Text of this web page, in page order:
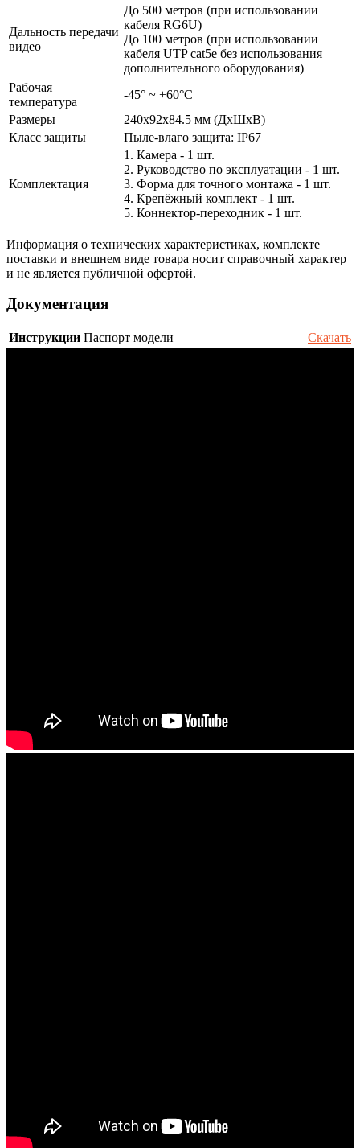
Дальность передачи
видео
До 500 метров (при использовании
кабеля RG6U)
До 100 метров (при использовании
кабеля UTP cat5e без использования
дополнительного оборудования)
Рабочая
температура
-45° ~ +60°С
Размеры
240x92x84.5 мм (ДхШxВ)
Класс защиты
Пыле-влаго защита: IP67
Комплектация
1. Камера - 1 шт.
2. Руководство по эксплуатации - 1 шт.
3. Форма для точного монтажа - 1 шт.
4. Крепёжный комплект - 1 шт.
5. Коннектор-переходник - 1 шт.
Информация о технических характеристиках, комплекте
поставки и внешнем виде товара носит справочный характер
и не является публичной офертой.
Документация
Инструкции Паспорт модели Скачать